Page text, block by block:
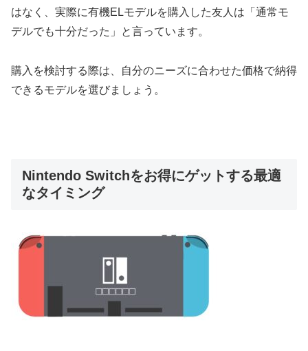
はなく、実際に有機ELモデルを購入した友人は「通常モ
デルでも十分だった」と言っています。
購入を検討する際は、自分のニーズに合わせた価格で納得
できるモデルを選びましょう。
Nintendo Switchをお得にゲットする最適
なタイミング